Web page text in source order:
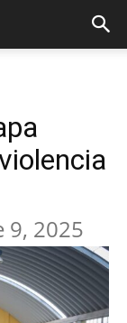
9, 2025